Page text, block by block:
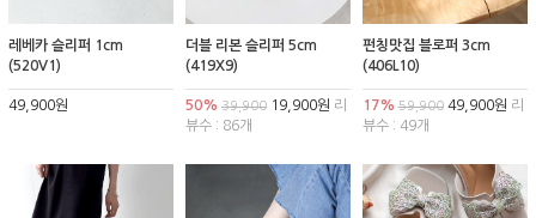
레베카 슬리퍼 1cm
(520V1)
49,900원
더블 리본 슬리퍼 5cm
(419X9)
50% 39,90019,900원 리
뷰수 : 86개
펀칭맛집 블로퍼 3cm
(406L10)
17% 59,90049,900원 리
뷰수 : 49개